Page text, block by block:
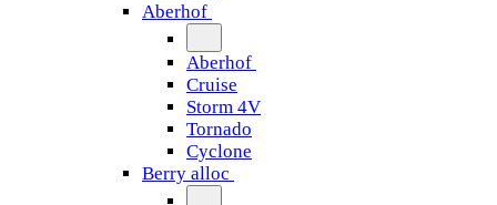
Aberhof
Aberhof
Cruise
Storm 4V
Tornado
Сyclone
Berry alloc